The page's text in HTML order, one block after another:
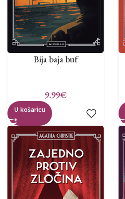
Bija baja buf
9.99€
U košaricu